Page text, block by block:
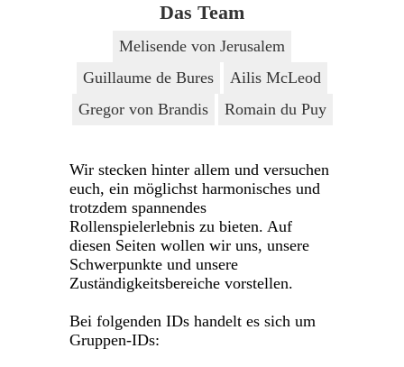
Das Team
Melisende von Jerusalem
Guillaume de Bures
Ailis McLeod
Gregor von Brandis
Romain du Puy
Wir stecken hinter allem und versuchen
euch, ein möglichst harmonisches und
trotzdem spannendes
Rollenspielerlebnis zu bieten. Auf
diesen Seiten wollen wir uns, unsere
Schwerpunkte und unsere
Zuständigkeitsbereiche vorstellen.
Bei folgenden IDs handelt es sich um
Gruppen-IDs: